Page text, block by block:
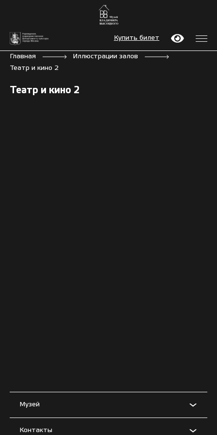
Купить билет
Главная
Иллюстрации залов
Театр и кино 2
Театр и кино 2
Музей
Контакты